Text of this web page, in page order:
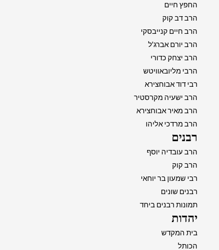
החפץ חיים
הרב דב קוק
הרב חיים קנייבסקי
הרב יורם אברג'ל
הרב יצחק כדורי
הרבי מליובאוויטש
רבי דוד אבוחצירא
הרב ישעיה מקרסטיר
הרב מאיר אבוחצירא
הרב מרדכי אליהו
רבנים
הרב עובדיה יוסף
הרב קוק
רבי שמעון בר יוחאי
רבנים שונים
תמונות רבנים ביחד
יהדות
בית המקדש
הכותל